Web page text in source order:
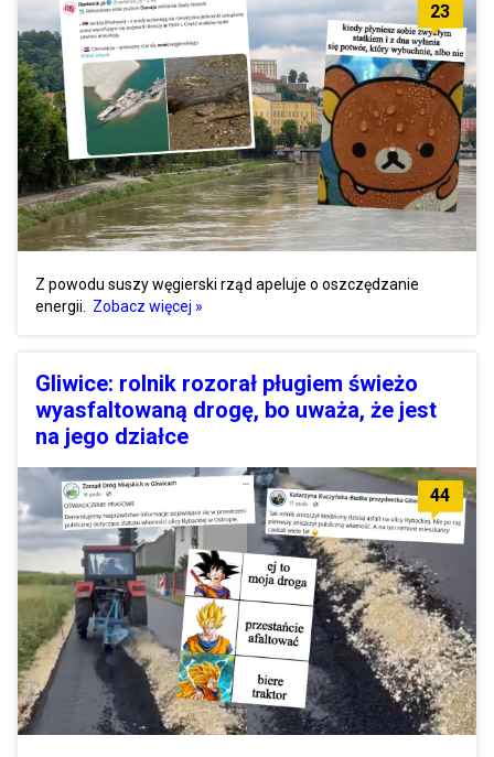
23
Z powodu suszy węgierski rząd apeluje o oszczędzanie
energii.
Zobacz więcej »
Gliwice: rolnik rozorał pługiem świeżo
wyasfaltowaną drogę, bo uważa, że jest
na jego działce
44